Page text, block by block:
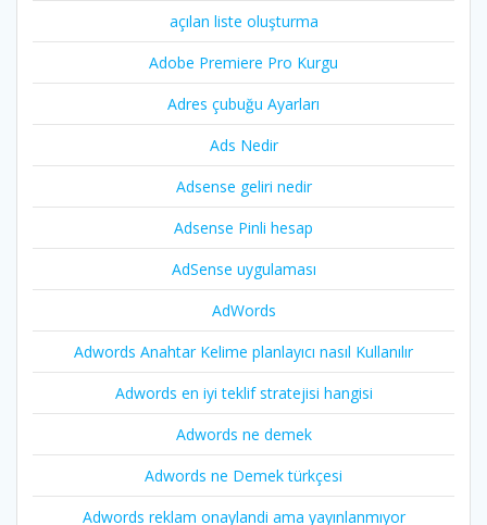
açılan liste oluşturma
Adobe Premiere Pro Kurgu
Adres çubuğu Ayarları
Ads Nedir
Adsense geliri nedir
Adsense Pinli hesap
AdSense uygulaması
AdWords
Adwords Anahtar Kelime planlayıcı nasıl Kullanılır
Adwords en iyi teklif stratejisi hangisi
Adwords ne demek
Adwords ne Demek türkçesi
Adwords reklam onaylandi ama yayınlanmıyor